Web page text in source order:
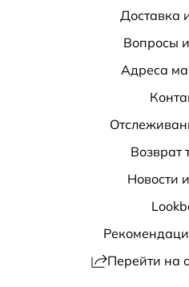
Доставка
Вопросы
Адреса
Возврат
Новости
Перейти на